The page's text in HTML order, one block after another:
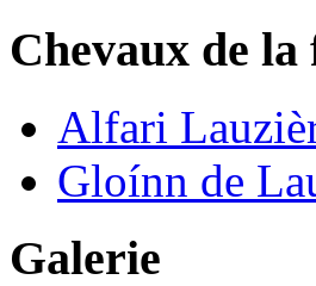
Chevaux de
Alfari
Gloínn de
Galerie